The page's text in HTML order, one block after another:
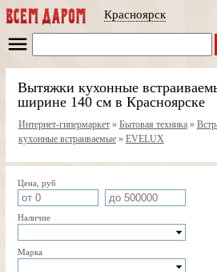
Красноярск
Вытяжки кухонные
ширине 140 см в Красноярске
Интернет-гипермаркет» Бытовая техника»
кухонные встраиваемые» EVELUX
Цена, руб
Наличие
Марка